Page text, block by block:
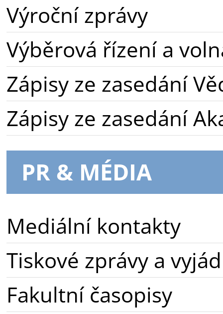
Výroční zprávy
Výběrová řízení a
Zápisy ze zasedání
Zápisy ze zasedání
PR & MÉDIA
Mediální kontakty
Tiskové zprávy a
Fakultní časopisy